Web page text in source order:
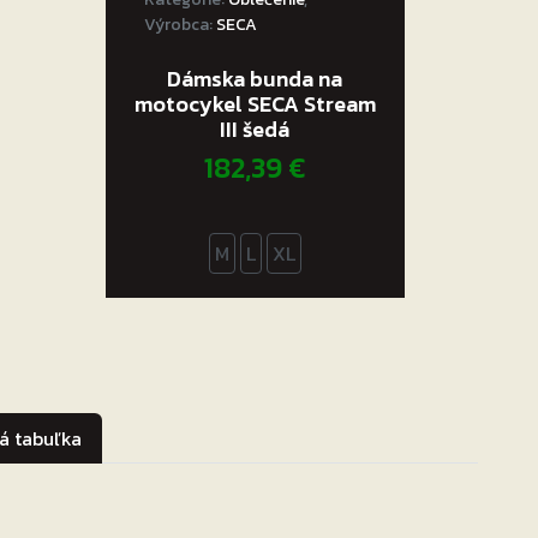
Výrobca:SECA
Dámska bunda na
motocykel SECA Stream
III šedá
182,39€
M L XL
tabuľka